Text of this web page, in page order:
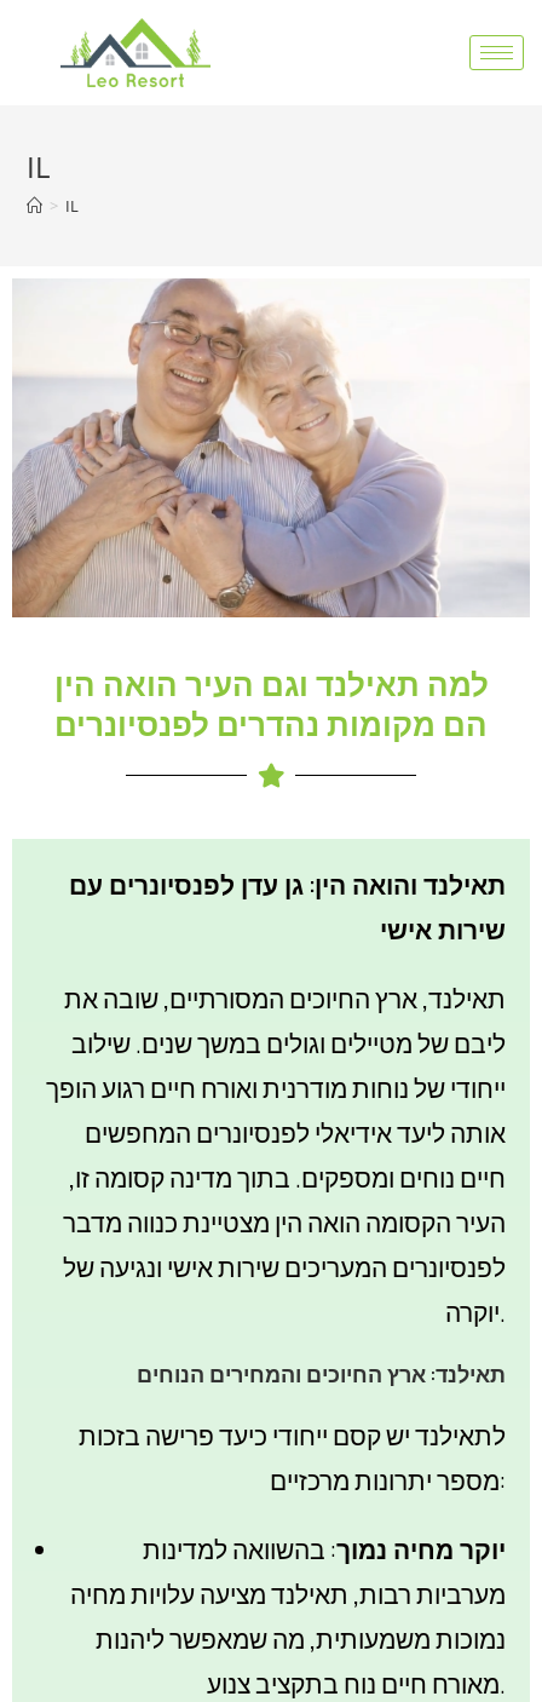
IL
> IL
למה תאילנד וגם העיר הואה הין
הם מקומות נהדרים לפנסיונרים
תאילנד והואה הין: גן עדן לפנסיונרים עם
שירות אישי
תאילנד, ארץ החיוכים המסורתיים, שובה את
ליבם של מטיילים וגולים במשך שנים. שילוב
ייחודי של נוחות מודרנית ואורח חיים רגוע הופך
אותה ליעד אידיאלי לפנסיונרים המחפשים
חיים נוחים ומספקים. בתוך מדינה קסומה זו,
העיר הקסומה הואה הין מצטיינת כנווה מדבר
לפנסיונרים המעריכים שירות אישי ונגיעה של
יוקרה.
תאילנד: ארץ החיוכים והמחירים הנוחים
לתאילנד יש קסם ייחודי כיעד פרישה בזכות
מספר יתרונות מרכזיים:
יוקר מחיה נמוך: בהשוואה למדינות
מערביות רבות, תאילנד מציעה עלויות מחיה
נמוכות משמעותית, מה שמאפשר ליהנות
מאורח חיים נוח בתקציב צנוע.